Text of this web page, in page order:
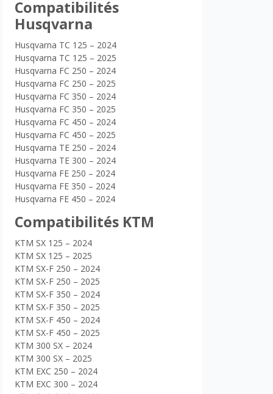
Compatibilités
Husqvarna
Husqvarna TC 125 – 2024
Husqvarna TC 125 – 2025
Husqvarna FC 250 – 2024
Husqvarna FC 250 – 2025
Husqvarna FC 350 – 2024
Husqvarna FC 350 – 2025
Husqvarna FC 450 – 2024
Husqvarna FC 450 – 2025
Husqvarna TE 250 – 2024
Husqvarna TE 300 – 2024
Husqvarna FE 250 – 2024
Husqvarna FE 350 – 2024
Husqvarna FE 450 – 2024
Compatibilités KTM
KTM SX 125 – 2024
KTM SX 125 – 2025
KTM SX-F 250 – 2024
KTM SX-F 250 – 2025
KTM SX-F 350 – 2024
KTM SX-F 350 – 2025
KTM SX-F 450 – 2024
KTM SX-F 450 – 2025
KTM 300 SX – 2024
KTM 300 SX – 2025
KTM EXC 250 – 2024
KTM EXC 300 – 2024